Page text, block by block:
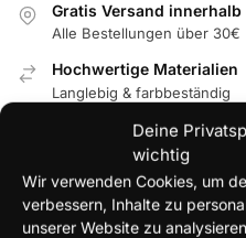
Deine
wichtig
Wir verwenden Cookies, um
verbessern, Inhalte zu
unserer Website zu
Gratis Versand innerhalb
Alle Bestellungen über 30€
Hochwertige Materialien
Langlebig & farbbeständig
Internationale Garantie
Im jeweiligen Land der
100% Secure Checkout
PayPal / MasterCard / Visa